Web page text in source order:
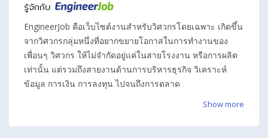
รู้จักกับ
EngineerJob คือเว็บไซต์งานสำหรับวิศวกรโดยเฉพาะ เกิดขึ้น
จากวิศวกรกลุ่มหนึ่งที่อยากขยายโอกาสในการทำงานของ
เพื่อนๆ วิศวกร ให้ไม่จำกัดอยู่แค่ในสายโรงงาน หรือการผลิต
เท่านั้น แต่รวมถึงสายงานด้านการบริหารธุรกิจ วิเคราะห์
ข้อมูล การเงิน การลงทุน ไปจนถึงการตลาด
Show more